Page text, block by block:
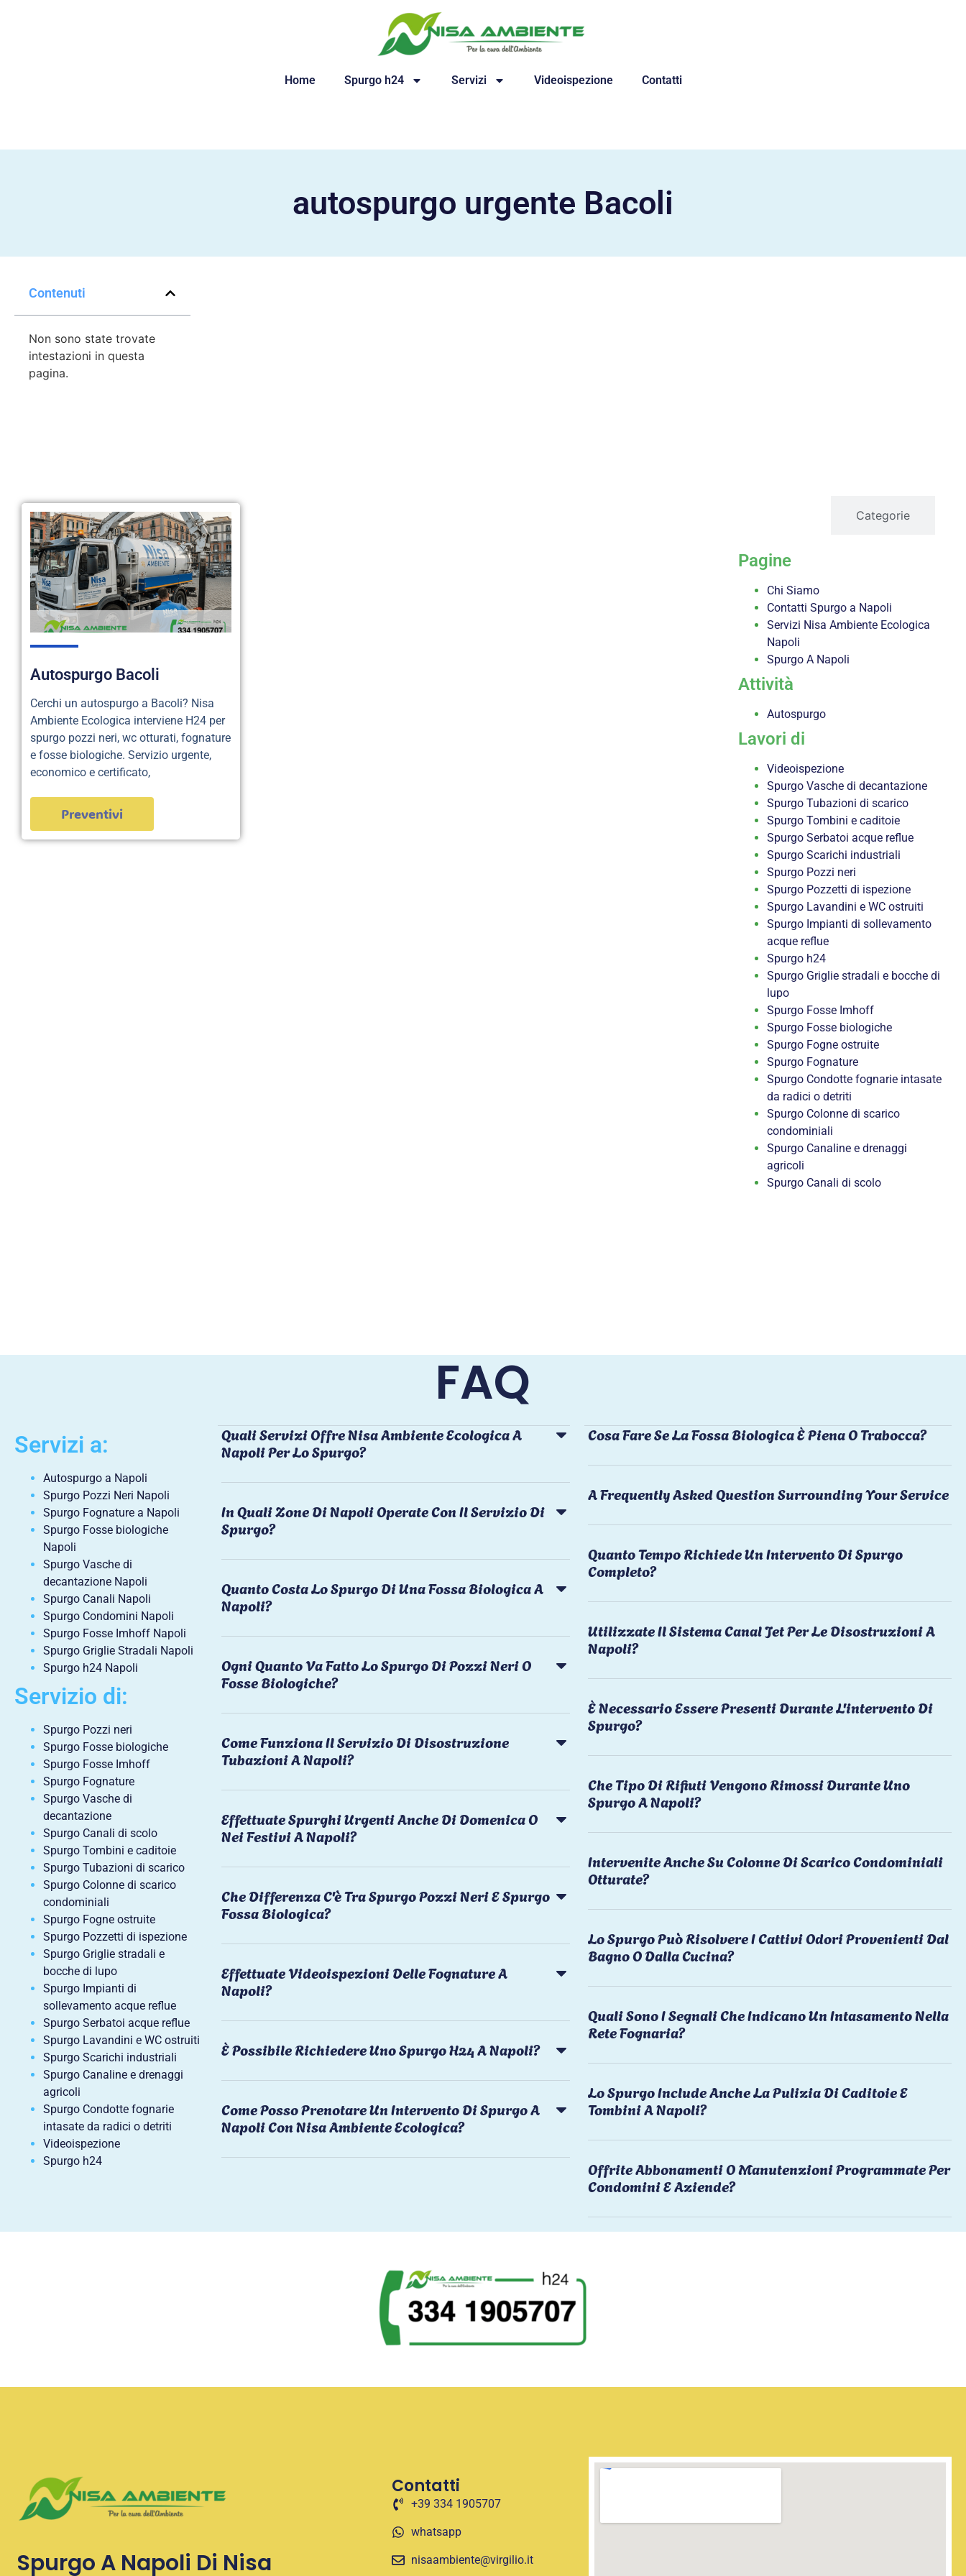
Home Spurgo h24 Servizi Videoispezione Contatti
autospurgo urgente Bacoli
Contenuti
Non sono state trovate
intestazioni in questa
pagina.
Autospurgo Bacoli
Cerchi un autospurgo a Bacoli? Nisa
Ambiente Ecologica interviene H24 per
spurgo pozzi neri, wc otturati, fognature
e fosse biologiche. Servizio urgente,
economico e certificato,
Preventivi
Categorie
Pagine
Chi Siamo
Contatti Spurgo a Napoli
Servizi Nisa Ambiente Ecologica
Napoli
Spurgo A Napoli
Attività
Autospurgo
Lavori di
Videoispezione
Spurgo Vasche di decantazione
Spurgo Tubazioni di scarico
Spurgo Tombini e caditoie
Spurgo Serbatoi acque reflue
Spurgo Scarichi industriali
Spurgo Pozzi neri
Spurgo Pozzetti di ispezione
Spurgo Lavandini e WC ostruiti
Spurgo Impianti di sollevamento
acque reflue
Spurgo h24
Spurgo Griglie stradali e bocche di
lupo
Spurgo Fosse Imhoff
Spurgo Fosse biologiche
Spurgo Fogne ostruite
Spurgo Fognature
Spurgo Condotte fognarie intasate
da radici o detriti
Spurgo Colonne di scarico
condominiali
Spurgo Canaline e drenaggi
agricoli
Spurgo Canali di scolo
FAQ
Servizi a:
Autospurgo a Napoli
Spurgo Pozzi Neri Napoli
Spurgo Fognature a Napoli
Spurgo Fosse biologiche
Napoli
Spurgo Vasche di
decantazione Napoli
Spurgo Canali Napoli
Spurgo Condomini Napoli
Spurgo Fosse Imhoff Napoli
Spurgo Griglie Stradali Napoli
Spurgo h24 Napoli
Servizio di:
Spurgo Pozzi neri
Spurgo Fosse biologiche
Spurgo Fosse Imhoff
Spurgo Fognature
Spurgo Vasche di
decantazione
Spurgo Canali di scolo
Spurgo Tombini e caditoie
Spurgo Tubazioni di scarico
Spurgo Colonne di scarico
condominiali
Spurgo Fogne ostruite
Spurgo Pozzetti di ispezione
Spurgo Griglie stradali e
bocche di lupo
Spurgo Impianti di
sollevamento acque reflue
Spurgo Serbatoi acque reflue
Spurgo Lavandini e WC ostruiti
Spurgo Scarichi industriali
Spurgo Canaline e drenaggi
agricoli
Spurgo Condotte fognarie
intasate da radici o detriti
Videoispezione
Spurgo h24
Quali Servizi Offre Nisa Ambiente Ecologica A
Napoli Per Lo Spurgo?
In Quali Zone Di Napoli Operate Con Il Servizio Di
Spurgo?
Quanto Costa Lo Spurgo Di Una Fossa Biologica A
Napoli?
Ogni Quanto Va Fatto Lo Spurgo Di Pozzi Neri O
Fosse Biologiche?
Come Funziona Il Servizio Di Disostruzione
Tubazioni A Napoli?
Effettuate Spurghi Urgenti Anche Di Domenica O
Nei Festivi A Napoli?
Che Differenza C'è Tra Spurgo Pozzi Neri E Spurgo
Fossa Biologica?
Effettuate Videoispezioni Delle Fognature A
Napoli?
È Possibile Richiedere Uno Spurgo H24 A Napoli?
Come Posso Prenotare Un Intervento Di Spurgo A
Napoli Con Nisa Ambiente Ecologica?
Cosa Fare Se La Fossa Biologica È Piena O Trabocca?
A Frequently Asked Question Surrounding Your Service
Quanto Tempo Richiede Un Intervento Di Spurgo
Completo?
Utilizzate Il Sistema Canal Jet Per Le Disostruzioni A
Napoli?
È Necessario Essere Presenti Durante L'intervento Di
Spurgo?
Che Tipo Di Rifiuti Vengono Rimossi Durante Uno
Spurgo A Napoli?
Intervenite Anche Su Colonne Di Scarico Condominiali
Otturate?
Lo Spurgo Può Risolvere I Cattivi Odori Provenienti Dal
Bagno O Dalla Cucina?
Quali Sono I Segnali Che Indicano Un Intasamento Nella
Rete Fognaria?
Lo Spurgo Include Anche La Pulizia Di Caditoie E
Tombini A Napoli?
Offrite Abbonamenti O Manutenzioni Programmate Per
Condomini E Aziende?
Spurgo A Napoli Di Nisa
Contatti
+39 334 1905707
whatsapp
nisaambiente@virgilio.it